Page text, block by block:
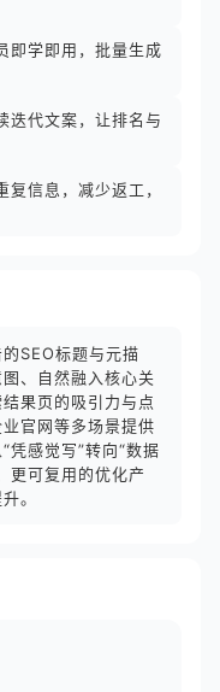
即学即用，批量生成
迭代文案，让排名与
信息，减少返工，
SEO标题与元描
、自然融入核心关
果页的吸引力与点
官网等多场景提供
凭感觉写”转向“数据
更可复用的优化产
。